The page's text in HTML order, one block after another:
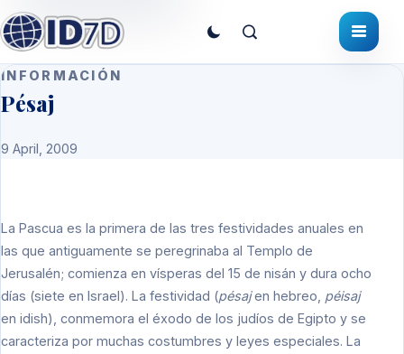
INFORMACIÓN
Pésaj
9 April, 2009
La Pascua es la primera de las tres festividades anuales en
las que antiguamente se peregrinaba al Templo de
Jerusalén; comienza en vísperas del 15 de nisán y dura ocho
días (siete en Israel). La festividad (pésajen hebreo, péisaj
en idish), conmemora el éxodo de los judíos de Egipto y se
caracteriza por muchas costumbres y leyes especiales. La